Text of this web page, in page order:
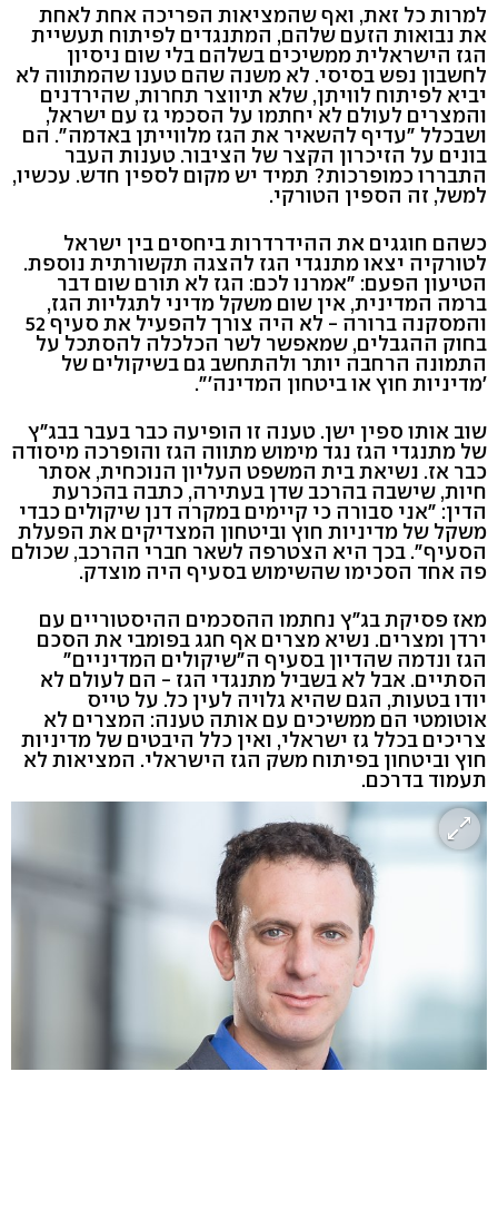
למרות כל זאת, ואף שהמציאות הפריכה אחת לאחת
את נבואות הזעם שלהם, המתנגדים לפיתוח תעשיית
הגז הישראלית ממשיכים בשלהם בלי שום ניסיון
לחשבון נפש בסיסי. לא משנה שהם טענו שהמתווה לא
יביא לפיתוח לוויתן, שלא תיווצר תחרות, שהירדנים
והמצרים לעולם לא יחתמו על הסכמי גז עם ישראל,
ושבכלל "עדיף להשאיר את הגז מלווייתן באדמה". הם
בונים על הזיכרון הקצר של הציבור. טענות העבר
התבררו כמופרכות? תמיד יש מקום לספין חדש. עכשיו,
למשל, זה הספין הטורקי.
כשהם חוגגים את ההידרדרות ביחסים בין ישראל
לטורקיה יצאו מתנגדי הגז להצגה תקשורתית נוספת.
הטיעון הפעם: "אמרנו לכם: הגז לא תורם שום דבר
ברמה המדינית, אין שום משקל מדיני לתגליות הגז,
והמסקנה ברורה - לא היה צורך להפעיל את סעיף 52
בחוק ההגבלים, שמאפשר לשר הכלכלה להסתכל על
התמונה הרחבה יותר ולהתחשב גם בשיקולים של
'מדיניות חוץ או ביטחון המדינה'".
שוב אותו ספין ישן. טענה זו הופיעה כבר בעבר בבג"ץ
של מתנגדי הגז נגד מימוש מתווה הגז והופרכה מיסודה
כבר אז. נשיאת בית המשפט העליון הנוכחית, אסתר
חיות, שישבה בהרכב שדן בעתירה, כתבה בהכרעת
הדין: "אני סבורה כי קיימים במקרה דנן שיקולים כבדי
משקל של מדיניות חוץ וביטחון המצדיקים את הפעלת
הסעיף". בכך היא הצטרפה לשאר חברי ההרכב, שכולם
פה אחד הסכימו שהשימוש בסעיף היה מוצדק.
מאז פסיקת בג"ץ נחתמו ההסכמים ההיסטוריים עם
ירדן ומצרים. נשיא מצרים אף חגג בפומבי את הסכם
הגז ונדמה שהדיון בסעיף ה"שיקולים המדיניים"
הסתיים. אבל לא בשביל מתנגדי הגז - הם לעולם לא
יודו בטעות, הגם שהיא גלויה לעין כל. על טייס
אוטומטי הם ממשיכים עם אותה טענה: המצרים לא
צריכים בכלל גז ישראלי, ואין כלל היבטים של מדיניות
חוץ וביטחון בפיתוח משק הגז הישראלי. המציאות לא
תעמוד בדרכם.